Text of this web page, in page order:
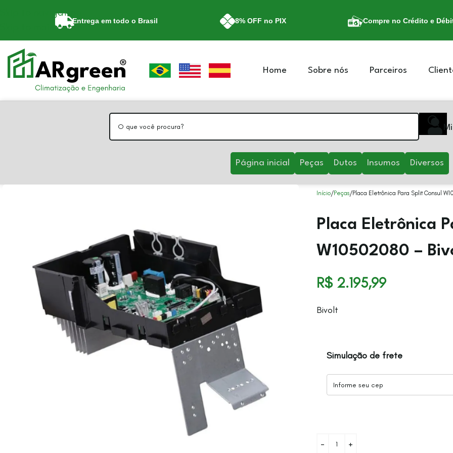
Skip to navigation
Skip to main content
Entrega em todo o Brasil 8% OFF no PIX Compre no Crédito e
Home Sobre nós Parceiros
Página inicial Peças Dutos Insumos Diversos
Início Peças Placa Eletrônica Para Split Consul
Placa Eletrônica
W10502080 –
R$2.195,99
Bivolt
Simulação de frete